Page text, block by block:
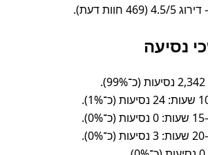
חוות דעת).
נסיעה